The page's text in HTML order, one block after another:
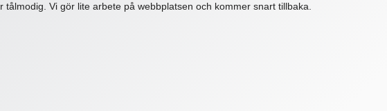
tålmodig. Vi gör lite arbete på webbplatsen och kommer snart tillbaka.